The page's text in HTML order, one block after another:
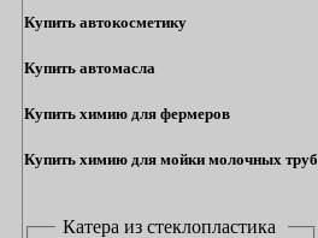
Купить автокосметику
Купить автомасла
Купить химию для фермеров
Купить химию для мойки молочных труб
Катера из стеклопластика